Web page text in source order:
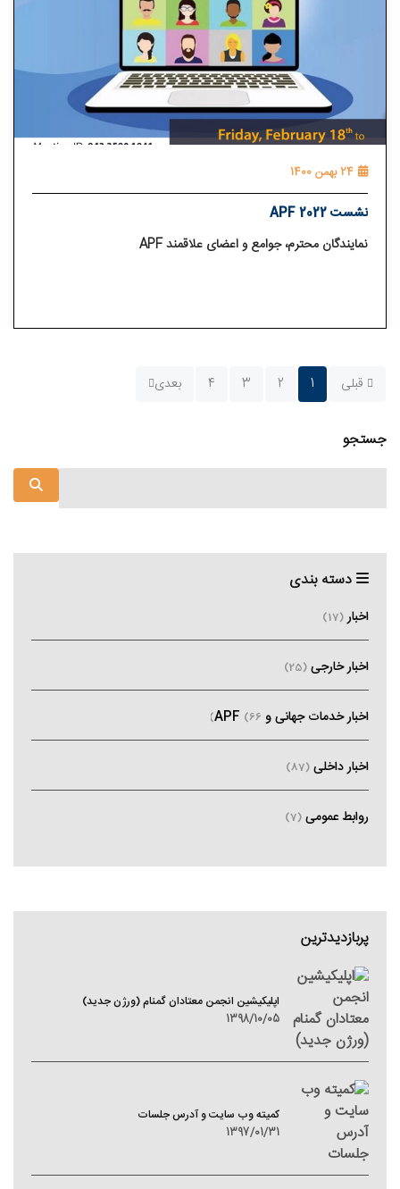
24 بهمن 1400
نشست APF 2022
نمایندگان محترم، جوامع و اعضای علاقمند APF
قبلی 1
2
3
4 بعدی
جستجو
دسته بندی
اخبار(17)
اخبار خارجی (25)
اخبار خدمات جهانی و APF (66)
اخبار داخلی (87)
روابط عمومی (7)
پربازدیدترین
اپلیکیشین انجمن معتادان گمنام (ورژن جدید)
1398/10/05
کمیته وب سایت و آدرس جلسات
1397/01/31